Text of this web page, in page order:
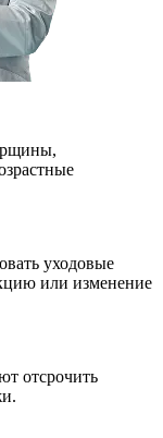
уходовые
или изменение
отсрочить